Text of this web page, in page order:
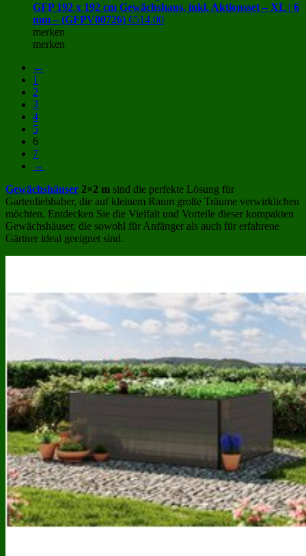
GFP 192 x 192 cm Gewächshaus, inkl. Aktionsset – XL | 6
mm – (GFPV00726) €514.00
merken
merken
←
1
2
3
4
5
6
7
→
Gewächshäuser 2×2 m sind die perfekte Lösung für
Gartenliebhaber, die auf kleinem Raum große Träume verwirklichen
möchten. Entdecken Sie die Vielfalt und Vorteile dieser kompakten
Gewächshäuser, die sowohl für Anfänger als auch für erfahrene
Gärtner ideal geeignet sind.